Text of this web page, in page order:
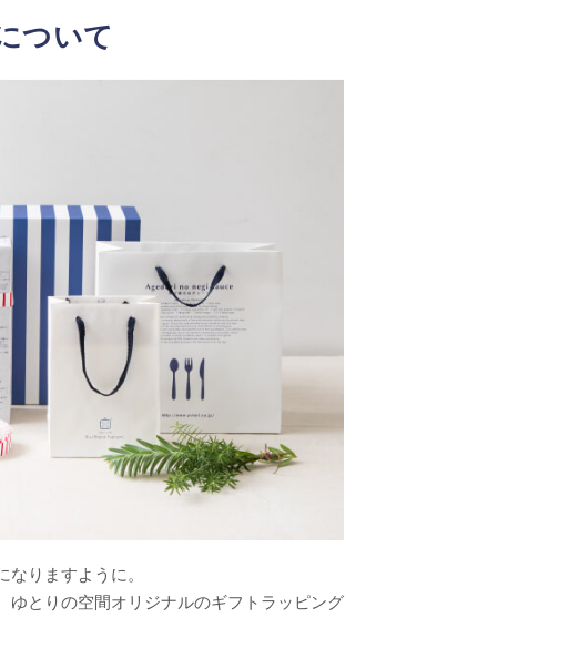
ついて
りますように。
ゆとりの空間オリジナルのギフトラッピング